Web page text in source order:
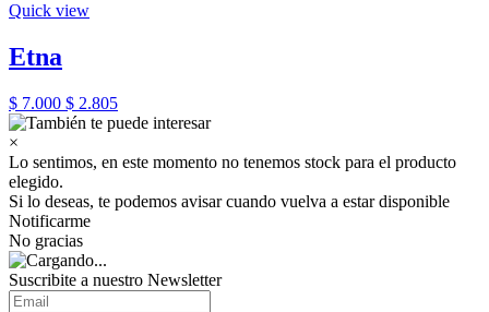
Quick view
Etna
$ 7.000 $ 2.805
×
Lo sentimos, en este momento no tenemos stock para el producto
elegido.
Si lo deseas, te podemos avisar cuando vuelva a estar disponible
Notificarme
No gracias
Suscribite a nuestro Newsletter